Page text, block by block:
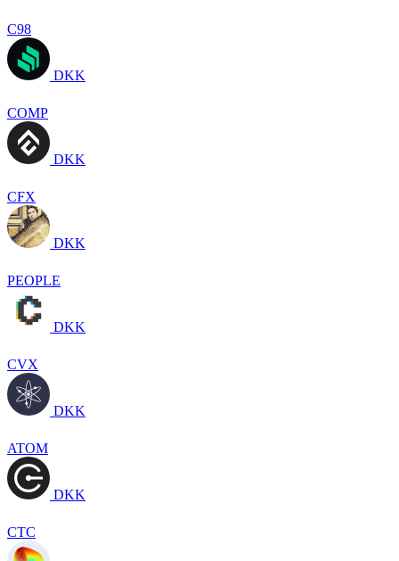
C98
DKK
COMP
DKK
CFX
DKK
PEOPLE
DKK
CVX
DKK
ATOM
DKK
CTC